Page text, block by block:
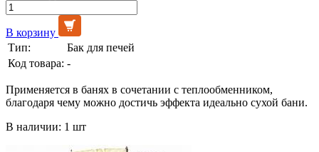
В корзину
Тип:
Бак для печей
Код товара: -
Применяется в банях в сочетании с теплообменником,
благодаря чему можно достичь эффекта идеально сухой бани.
В наличии: 1 шт